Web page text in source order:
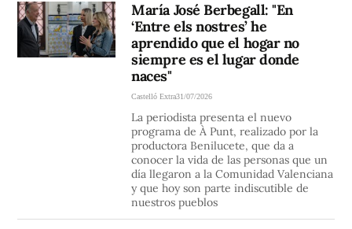
María José Berbegall: "En
‘Entre els nostres’ he
aprendido que el hogar no
siempre es el lugar donde
naces"
Castelló Extra31/07/2026
La periodista presenta el nuevo
programa de À Punt, realizado por la
productora Benilucete, que da a
conocer la vida de las personas que un
día llegaron a la Comunidad Valenciana
y que hoy son parte indiscutible de
nuestros pueblos